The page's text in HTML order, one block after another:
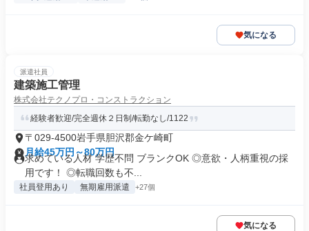
気になる
派遣社員
建築施工管理
株式会社テクノプロ・コンストラクション
経験者歓迎/完全週休２日制/転勤なし/1122
〒029-4500岩手県胆沢郡金ケ崎町
月給45万円～80万円
求めている人材 学歴不問 ブランクOK ◎意欲・人柄重視の採
用です！ ◎転職回数も不...
社員登用あり 無期雇用派遣 +27個
気になる